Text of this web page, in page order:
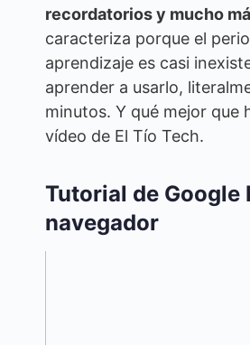
recordatorios y mucho
caracteriza porque el
aprendizaje es casi
aprender a usarlo,
minutos. Y qué mejor que
vídeo de El Tío Tech.
Tutorial de Google
navegador